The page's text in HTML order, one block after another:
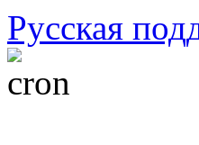
Русская